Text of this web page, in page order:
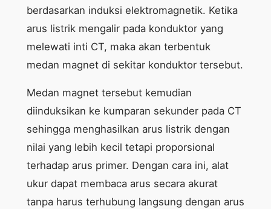
berdasarkan induksi elektromagnetik. Ketika
arus listrik mengalir pada konduktor yang
melewati inti CT, maka akan terbentuk
medan magnet di sekitar konduktor tersebut.
Medan magnet tersebut kemudian
diinduksikan ke kumparan sekunder pada CT
sehingga menghasilkan arus listrik dengan
nilai yang lebih kecil tetapi proporsional
terhadap arus primer. Dengan cara ini, alat
ukur dapat membaca arus secara akurat
tanpa harus terhubung langsung dengan arus